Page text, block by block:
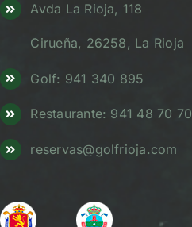
Avda La Rioja, 118
Cirueña, 26258, La Rioja
Golf: 941 340 895
Restaurante: 941 48 70 70
reservas@golfrioja.com